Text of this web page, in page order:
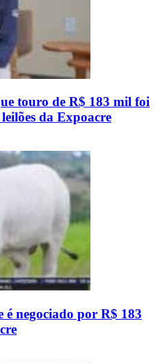
touro de R$ 183 mil foi
da Expoacre
é negociado por R$ 183